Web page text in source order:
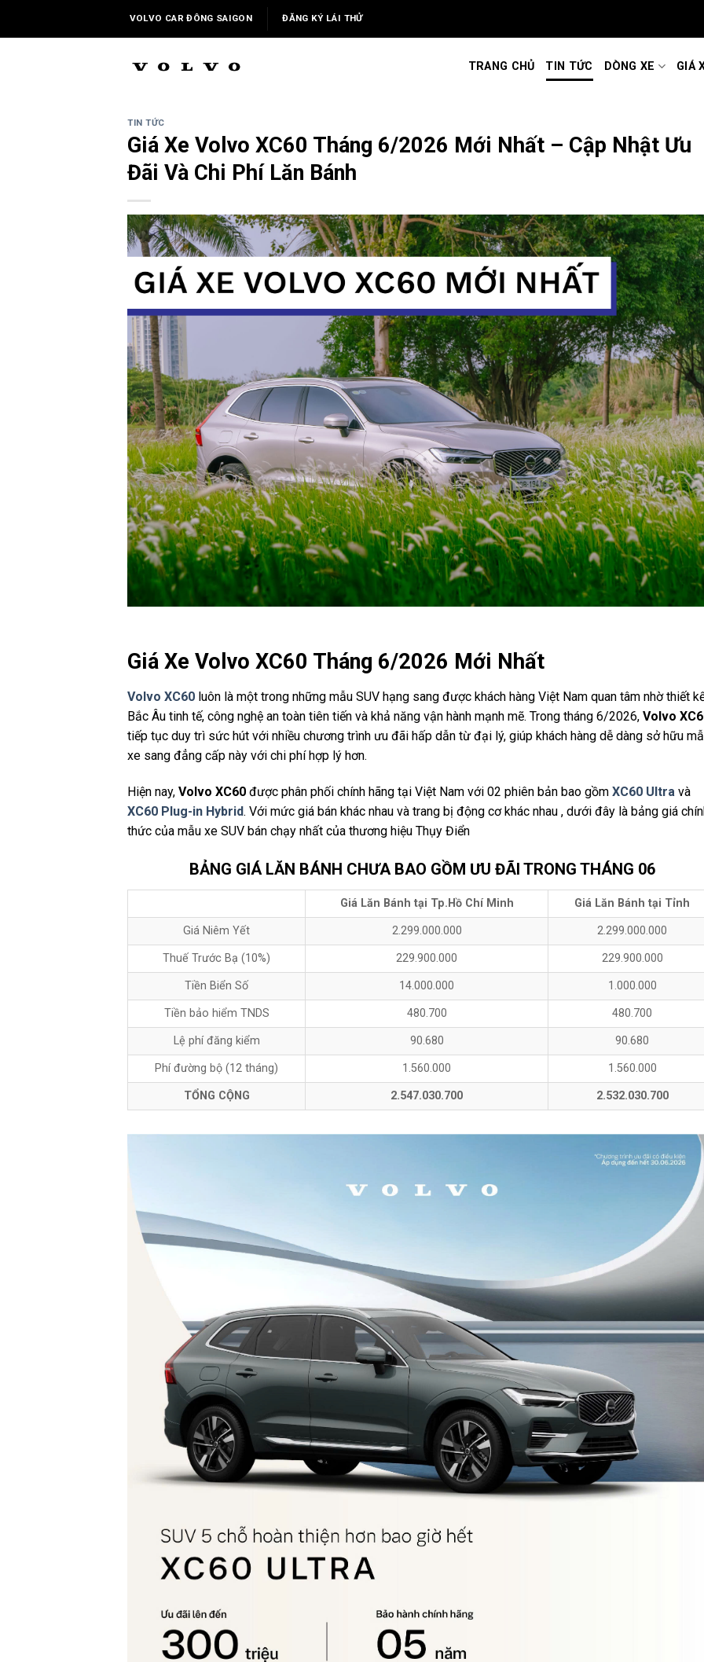
VOLVO CAR ĐÔNG SAIGON ĐĂNG KÝ LÁI THỬ
TRANG CHỦ TIN TỨC DÒNG XE GIÁ
TIN TỨC
Giá Xe Volvo XC60 Tháng 6/2026 Mới Nhất – Cập Nhật Ưu
Đãi Và Chi Phí Lăn Bánh
Giá Xe Volvo XC60 Tháng 6/2026 Mới Nhất
Volvo XC60 luôn là một trong những mẫu SUV hạng sang được khách hàng Việt Nam quan tâm nhờ thiết
Bắc Âu tinh tế, công nghệ an toàn tiên tiến và khả năng vận hành mạnh mẽ. Trong tháng 6/2026, Volvo
tiếp tục duy trì sức hút với nhiều chương trình ưu đãi hấp dẫn từ đại lý, giúp khách hàng dễ dàng sở hữu
xe sang đẳng cấp này với chi phí hợp lý hơn.
Hiện nay, Volvo XC60 được phân phối chính hãng tại Việt Nam với 02 phiên bản bao gồm XC60 Ultra và
XC60 Plug-in Hybrid. Với mức giá bán khác nhau và trang bị động cơ khác nhau , dưới đây là bảng giá
thức của mẫu xe SUV bán chạy nhất của thương hiệu Thụy Điển
BẢNG GIÁ LĂN BÁNH CHƯA BAO GỒM ƯU ĐÃI TRONG THÁNG 06
Giá Lăn Bánh tại Tp.Hồ Chí Minh Giá Lăn Bánh tại Tỉnh
Giá Niêm Yết 2.299.000.000 2.299.000.000
Thuế Trước Bạ (10%) 229.900.000 229.900.000
Tiền Biển Số 14.000.000 1.000.000
Tiền bảo hiểm TNDS 480.700 480.700
Lệ phí đăng kiểm 90.680 90.680
Phí đường bộ (12 tháng) 1.560.000 1.560.000
TỔNG CỘNG 2.547.030.700 2.532.030.700